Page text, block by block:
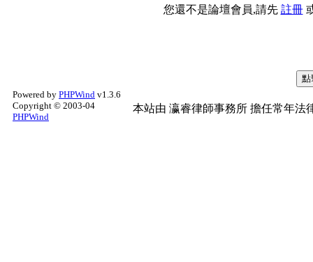
您還不是論壇會員,請先 註冊
Powered by PHPWind v1.3.6
Copyright © 2003-04
PHPWind
本站由 瀛睿律師事務所 擔任常年法